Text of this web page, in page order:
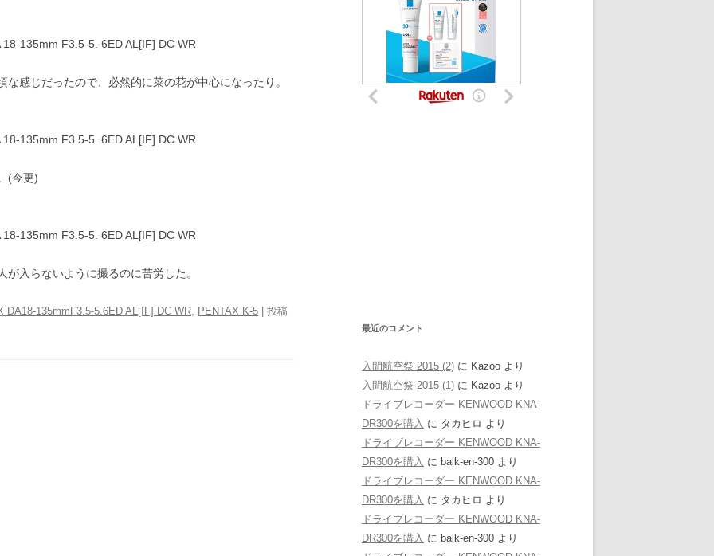
135mm F3.5-5. 6ED AL[IF] DC WR
感じだったので、必然的に菜の花が中心になったり。
135mm F3.5-5. 6ED AL[IF] DC WR
(今更)
135mm F3.5-5. 6ED AL[IF] DC WR
入らないように撮るのに苦労した。
DA18-135mmF3.5-5.6ED AL[IF] DC WR, PENTAX K-5 | 投稿
最近のコメント
入間航空祭 2015 (2) に Kazoo より
入間航空祭 2015 (1) に Kazoo より
ドライブレコーダー KENWOOD KNA-
DR300を購入 に タカヒロ より
ドライブレコーダー KENWOOD KNA-
DR300を購入 に balk-en-300 より
ドライブレコーダー KENWOOD KNA-
DR300を購入 に タカヒロ より
ドライブレコーダー KENWOOD KNA-
DR300を購入 に balk-en-300 より